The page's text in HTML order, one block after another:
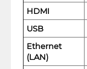
HDMI
USB
Ethernet
(LAN)